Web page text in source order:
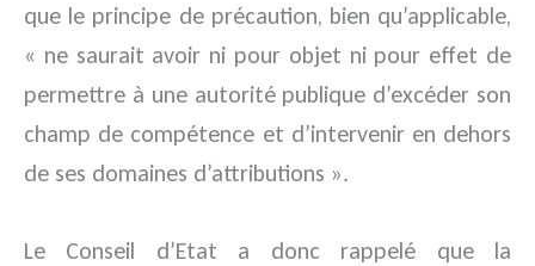
que le principe de précaution, bien qu’applicable,
« ne saurait avoir ni pour objet ni pour effet de
permettre à une autorité publique d’excéder son
champ de compétence et d’intervenir en dehors
de ses domaines d’attributions ».
Le Conseil d’Etat a donc rappelé que la